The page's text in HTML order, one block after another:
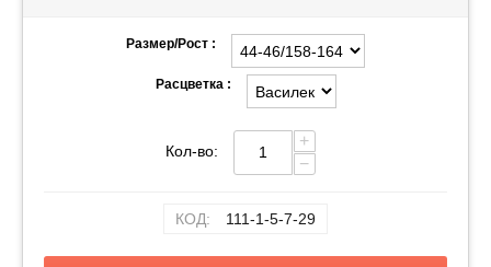
Размер/Рост :
Расцветка :
Кол-во:
+
−
КОД: 111-1-5-7-29